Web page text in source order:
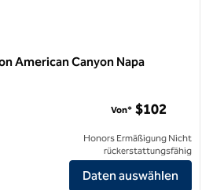
American Canyon Napa
by Hilton American Canyon Napa
Von* $102
Honors Ermäßigung Nicht
rückerstattungsfähig
Daten auswählen